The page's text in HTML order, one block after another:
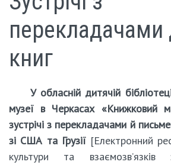
перекладачами
книг
У обласній дитячій
музеї в Черкасах «Книжковий
зустрічі з перекладачами й
зі США та Грузії [Електронний
культури та взаємозв’язків